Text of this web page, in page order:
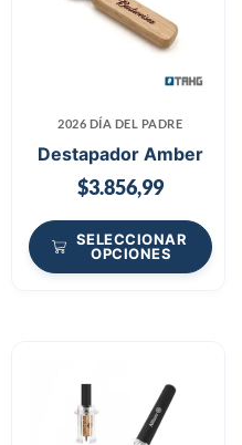
2026 DÍA DEL PADRE
Destapador Amber
$3.856,99
SELECCIONAR
OPCIONES